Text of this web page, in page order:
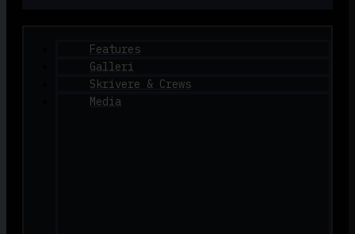
Features
Galleri
Skrivere & Crews
Media